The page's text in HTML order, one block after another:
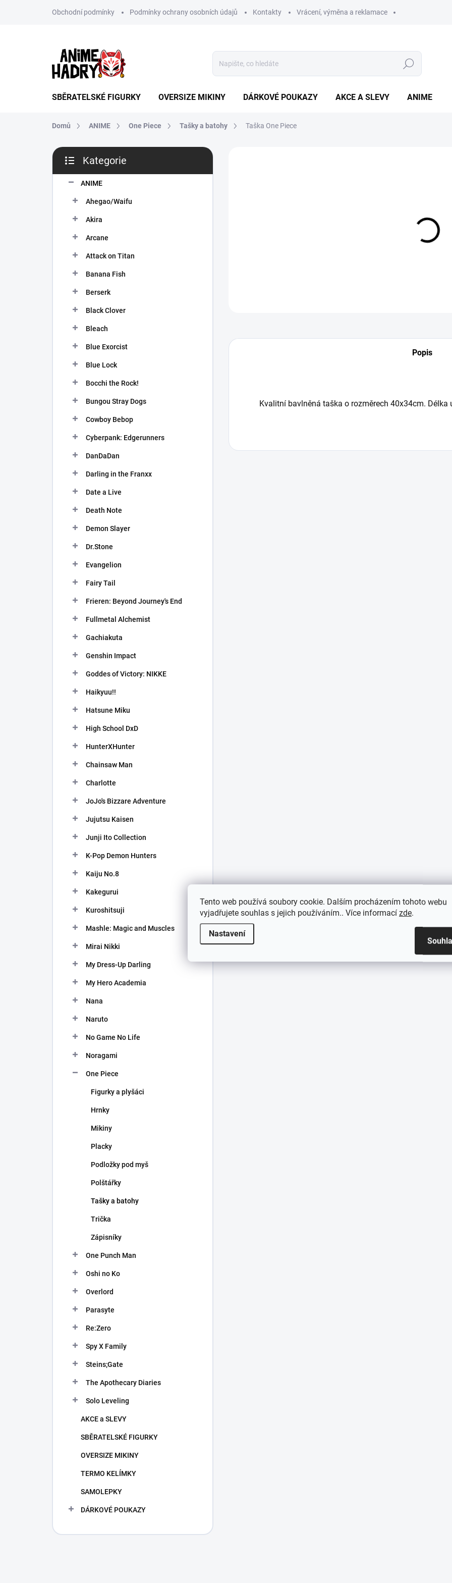
Tento web používá soubory cookie. Dalším procházením tohoto webu
vyjadřujete souhlas s jejich používáním.. Více informací zde.
Nastavení
Obchodní podmínky Podmínky ochrany osobních údajů Kontakty Vrácení, výměna a reklamace
Hledat
SBĚRATELSKÉ FIGURKY OVERSIZE MIKINY DÁRKOVÉ POUKAZY AKCE A SLEVY ANIME
Domů ANIME One Piece Tašky a batohy Taška One Piece
P
s
kategorie
Kategorie
ANIME
Ahegao/Waifu
Akira
Arcane
Attack on Titan
Banana Fish
Berserk
Black Clover
Bleach
Blue Exorcist
Blue Lock
Bocchi the Rock!
Bungou Stray Dogs
Cowboy Bebop
Cyberpank: Edgerunners
DanDaDan
Darling in the Franxx
Date a Live
Death Note
Demon Slayer
Dr.Stone
Evangelion
Fairy Tail
Frieren: Beyond Journey's End
Fullmetal Alchemist
Gachiakuta
Genshin Impact
Goddes of Victory: NIKKE
Haikyuu!!
Hatsune Miku
High School DxD
HunterXHunter
Chainsaw Man
Charlotte
JoJo's Bizzare Adventure
Jujutsu Kaisen
Junji Ito Collection
K-Pop Demon Hunters
Kaiju No.8
Kakegurui
Kuroshitsuji
Mashle: Magic and Muscles
Mirai Nikki
My Dress-Up Darling
My Hero Academia
Nana
Naruto
No Game No Life
Noragami
One Piece
Figurky a plyšáci
Hrnky
Mikiny
Placky
Podložky pod myš
Polštářky
Tašky a batohy
Trička
Zápisníky
One Punch Man
Oshi no Ko
Overlord
Parasyte
Re:Zero
Spy X Family
Steins;Gate
The Apothecary Diaries
Solo Leveling
AKCE a SLEVY
SBĚRATELSKÉ FIGURKY
OVERSIZE MIKINY
TERMO KELÍMKY
SAMOLEPKY
DÁRKOVÉ POUKAZY
Popis
Kvalitní bavlněná taška o rozměrech 40x34cm. Délka